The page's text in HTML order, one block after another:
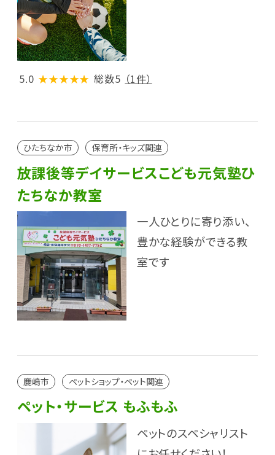
5.0 ★★★★★ 総数5 （1件）
ひたちなか市 保育所・キッズ関連
放課後等デイサービスこども元気塾ひ
たちなか教室
一人ひとりに寄り添い、
豊かな経験ができる教
室です
鹿嶋市 ペットショップ・ペット関連
ペット・サービス もふもふ
ペットのスペシャリスト